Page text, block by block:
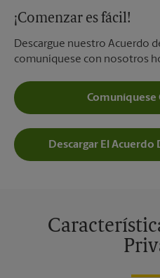
¡Comenzar es fácil!
Descargue nuestro Acuerdo
comuníquese con nosotros
Comuníquese
Descargar El Acuerdo